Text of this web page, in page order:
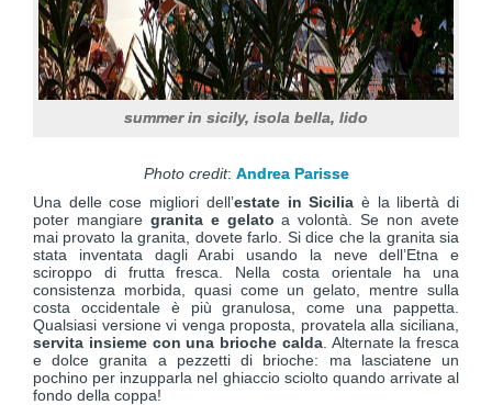
summer in sicily, isola bella, lido
Photo credit: Andrea Parisse
Una delle cose migliori dell’estate in Sicilia è la libertà di
poter mangiare granita e gelato a volontà. Se non avete
mai provato la granita, dovete farlo. Si dice che la granita sia
stata inventata dagli Arabi usando la neve dell’Etna e
sciroppo di frutta fresca. Nella costa orientale ha una
consistenza morbida, quasi come un gelato, mentre sulla
costa occidentale è più granulosa, come una pappetta.
Qualsiasi versione vi venga proposta, provatela alla siciliana,
servita insieme con una brioche calda. Alternate la fresca
e dolce granita a pezzetti di brioche: ma lasciatene un
pochino per inzupparla nel ghiaccio sciolto quando arrivate al
fondo della coppa!